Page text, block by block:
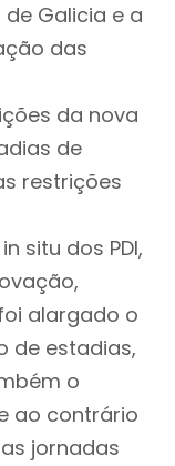
de Galicia e a
das
da nova
de
restrições
situ dos PDI,
alargado o
de estadias,
o
ao contrário
jornadas